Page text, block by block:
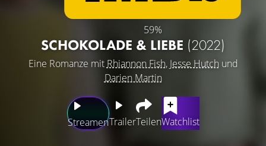
59%
SCHOKOLADE & LIEBE (2022)
Eine Romanze mit Rhiannon Fish, Jesse Hutch und
Darien Martin
StreamenTrailerTeilenWatchlist